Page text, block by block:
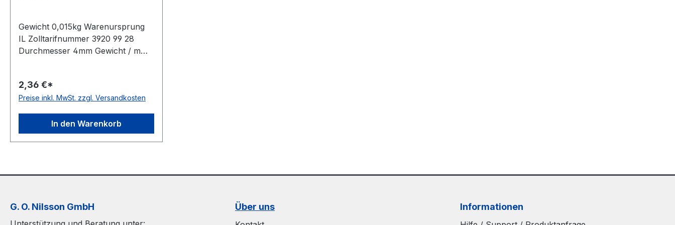
Gewicht 0,015kg Warenursprung
IL Zolltarifnummer 3920 99 28
Durchmesser 4mm Gewicht / m
Material Polyurethan Farbe grün
Rollenlänge 30,5 (außer Ø 2mm =
Zugstrang nein Shorehärte 88°
Shore A
2,36 €*
Preise inkl. MwSt. zzgl. Versandkosten
In den Warenkorb
G. O. Nilsson GmbH Über uns Informationen